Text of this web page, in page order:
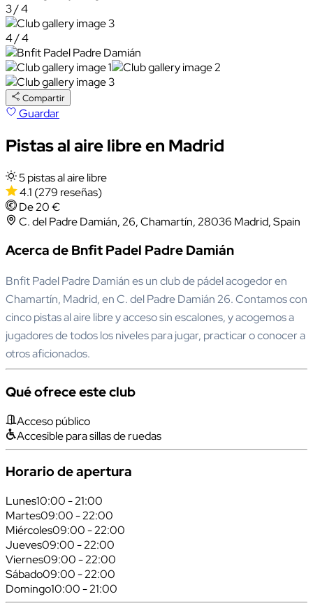
3 / 4
4 / 4
Compartir
Guardar
Pistas al aire libre en Madrid
5 pistas al aire libre
4.1 (279 reseñas)
De 20 €
C. del Padre Damián, 26, Chamartín, 28036 Madrid, Spain
Acerca de Bnfit Padel Padre Damián
Bnfit Padel Padre Damián es un club de pádel acogedor en
Chamartín, Madrid, en C. del Padre Damián 26. Contamos con
cinco pistas al aire libre y acceso sin escalones, y acogemos a
jugadores de todos los niveles para jugar, practicar o conocer a
otros aficionados.
Qué ofrece este club
Acceso público
Accesible para sillas de ruedas
Horario de apertura
Lunes10:00 - 21:00
Martes09:00 - 22:00
Miércoles09:00 - 22:00
Jueves09:00 - 22:00
Viernes09:00 - 22:00
Sábado09:00 - 22:00
Domingo10:00 - 21:00